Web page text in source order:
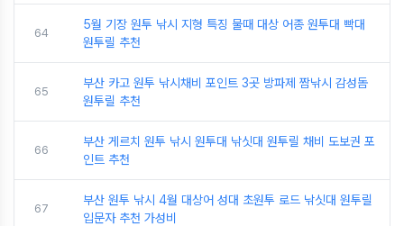
64
5월 기장 원투 낚시 지형 특징 물때 대상 어종 원투대 빡대
원투릴 추천
65
부산 카고 원투 낚시채비 포인트 3곳 방파제 짬낚시 감성돔
원투릴 추천
66
부산 게르치 원투 낚시 원투대 낚싯대 원투릴 채비 도보권 포
인트 추천
67
부산 원투 낚시 4월 대상어 성대 초원투 로드 낚싯대 원투릴
입문자 추천 가성비